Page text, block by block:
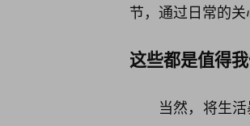
节，通过日常的关
这些都是值得
当然，将生